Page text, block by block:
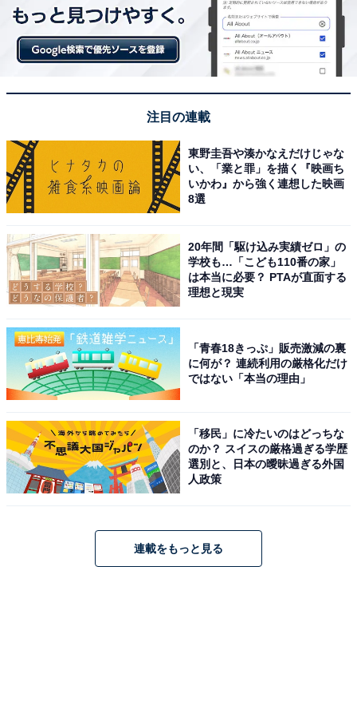
注目の連載
東野圭吾や湊かなえだけじゃな
い、「業と罪」を描く『映画ち
いかわ』から強く連想した映画
8選
20年間「駆け込み実績ゼロ」の
学校も…「こども110番の家」
は本当に必要？ PTAが直面する
理想と現実
「青春18きっぷ」販売激減の裏
に何が？ 連続利用の厳格化だけ
ではない「本当の理由」
「移民」に冷たいのはどっちな
のか？ スイスの厳格過ぎる学歴
選別と、日本の曖昧過ぎる外国
人政策
連載をもっと見る